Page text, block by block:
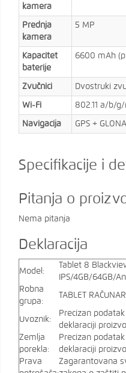
kamera
Prednja
kamera
5 MP
Kapacitet
baterije
6600 mAh
Zvučnici Dvostruki
Wi-Fi 802.11 a/b/
Navigacija GPS +
Specifikacije i
Pitanja o
Nema pitanja
Deklaracija
Model:
Tablet 8
IPS/4GB/64GB/
Robna
grupa:
TABLET RAČUNARI
Uvoznik:
Precizan
deklaraciji
Zemlja
porekla:
Precizan
deklaraciji
Prava
Zagarantovana